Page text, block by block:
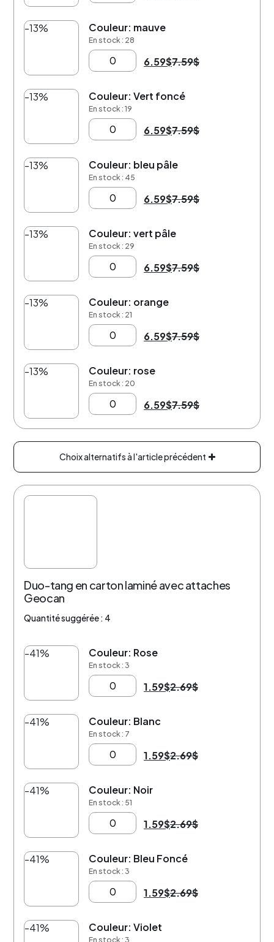
-13% Couleur: mauve
En stock : 28
6.59$7.59$
-13% Couleur: Vert foncé
En stock : 19
6.59$7.59$
-13% Couleur: bleu pâle
En stock : 45
6.59$7.59$
-13% Couleur: vert pâle
En stock : 29
6.59$7.59$
-13% Couleur: orange
En stock : 21
6.59$7.59$
-13% Couleur: rose
En stock : 20
6.59$7.59$
Choix alternatifs à l'article précédent
Duo-tang en carton laminé avec attaches
Geocan
Quantité suggérée : 4
-41% Couleur: Rose
En stock : 3
1.59$2.69$
-41% Couleur: Blanc
En stock : 7
1.59$2.69$
-41% Couleur: Noir
En stock : 51
1.59$2.69$
-41% Couleur: Bleu Foncé
En stock : 3
1.59$2.69$
-41% Couleur: Violet
En stock : 3